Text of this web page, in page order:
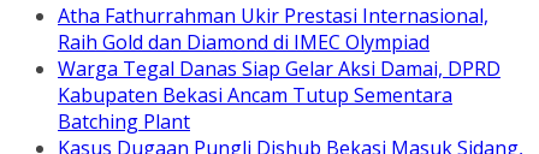
Atha Fathurrahman Ukir Prestasi Internasional,
Raih Gold dan Diamond di IMEC Olympiad
Warga Tegal Danas Siap Gelar Aksi Damai, DPRD
Kabupaten Bekasi Ancam Tutup Sementara
Batching Plant
Kasus Dugaan Pungli Dishub Bekasi Masuk Sidang,